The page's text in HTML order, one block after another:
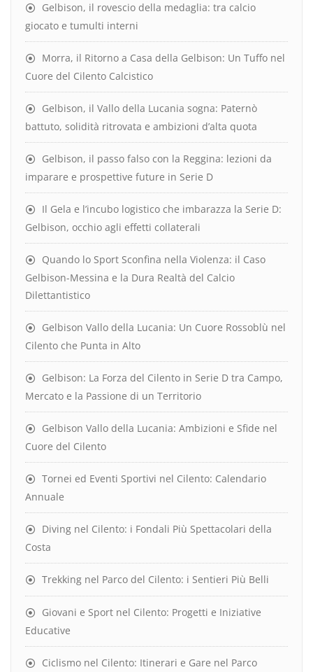
Gelbison, il rovescio della medaglia: tra calcio
giocato e tumulti interni
Morra, il Ritorno a Casa della Gelbison: Un Tuffo nel
Cuore del Cilento Calcistico
Gelbison, il Vallo della Lucania sogna: Paternò
battuto, solidità ritrovata e ambizioni d’alta quota
Gelbison, il passo falso con la Reggina: lezioni da
imparare e prospettive future in Serie D
Il Gela e l’incubo logistico che imbarazza la Serie D:
Gelbison, occhio agli effetti collaterali
Quando lo Sport Sconfina nella Violenza: il Caso
Gelbison-Messina e la Dura Realtà del Calcio
Dilettantistico
Gelbison Vallo della Lucania: Un Cuore Rossoblù nel
Cilento che Punta in Alto
Gelbison: La Forza del Cilento in Serie D tra Campo,
Mercato e la Passione di un Territorio
Gelbison Vallo della Lucania: Ambizioni e Sfide nel
Cuore del Cilento
Tornei ed Eventi Sportivi nel Cilento: Calendario
Annuale
Diving nel Cilento: i Fondali Più Spettacolari della
Costa
Trekking nel Parco del Cilento: i Sentieri Più Belli
Giovani e Sport nel Cilento: Progetti e Iniziative
Educative
Ciclismo nel Cilento: Itinerari e Gare nel Parco